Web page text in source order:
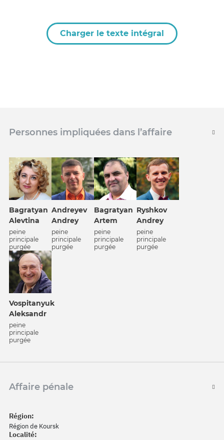
Charger le texte intégral
Personnes impliquées dans l’affaire
Bagratyan
Alevtina
peine
principale
purgée
Andreyev
Andrey
peine
principale
purgée
Bagratyan
Artem
peine
principale
purgée
Ryshkov
Andrey
peine
principale
purgée
Vospitanyuk
Aleksandr
peine
principale
purgée
Affaire pénale
Région:
Région de Koursk
Localité: